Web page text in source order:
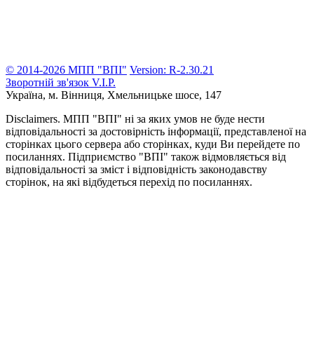
© 2014-2026 МПП "ВПІ" Version: R-2.30.21
Зворотній зв'язок V.I.P.
Україна, м. Вінниця, Хмельницьке шосе, 147
Disclaimers. МПП "ВПІ" ні за яких умов не буде нести
відповідальності за достовірність інформації, представленої на
сторінках цього сервера або сторінках, куди Ви перейдете по
посиланнях. Підприємство "ВПІ" також відмовляється від
відповідальності за зміст і відповідність законодавству
сторінок, на які відбудеться перехід по посиланнях.